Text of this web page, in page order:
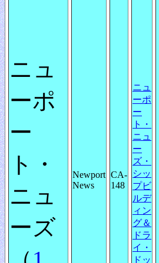
ニュ
ーポ
ー
ト・
ニュ
ーズ
Newport
News
CA-
148
ニュ
ーポ
ー
ト・
ニュ
ー
ズ・
シッ
プビ
ルデ
ィン
グ＆
ドラ
イ・
ドッ